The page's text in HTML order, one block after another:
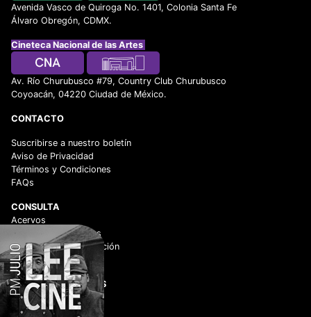
Avenida Vasco de Quiroga No. 1401, Colonia Santa Fe
Álvaro Obregón, CDMX.
Cineteca Nacional de las Artes
Av. Río Churubusco #79, Country Club Churubusco
Coyoacán, 04220 Ciudad de México.
CONTACTO
Suscribirse a nuestro boletín
Aviso de Privacidad
Términos y Condiciones
FAQs
CONSULTA
Acervos
Historico de películas
Centro de documentación
Videoteca Digital
ENLACES DE INTERÉS
Adquisiciones
Normateca